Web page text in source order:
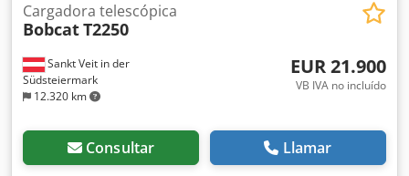
Sankt Veit in der
Südsteiermark
12.320 km
Cargadora telescópica
BobcatT2250
EUR 21.900
VB IVA no incluído
Consultar Llamar